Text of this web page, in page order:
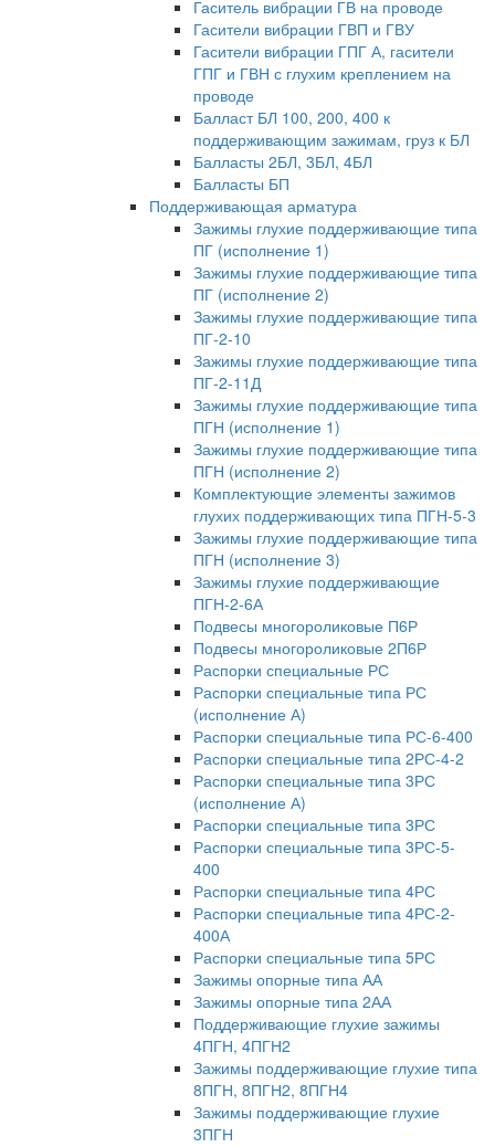
Гаситель вибрации ГВ на проводе
Гасители вибрации ГВП и ГВУ
Гасители вибрации ГПГ А, гасители
ГПГ и ГВН с глухим креплением на
проводе
Балласт БЛ 100, 200, 400 к
поддерживающим зажимам, груз к БЛ
Балласты 2БЛ, 3БЛ, 4БЛ
Балласты БП
Поддерживающая арматура
Зажимы глухие поддерживающие типа
ПГ (исполнение 1)
Зажимы глухие поддерживающие типа
ПГ (исполнение 2)
Зажимы глухие поддерживающие типа
ПГ-2-10
Зажимы глухие поддерживающие типа
ПГ-2-11Д
Зажимы глухие поддерживающие типа
ПГН (исполнение 1)
Зажимы глухие поддерживающие типа
ПГН (исполнение 2)
Комплектующие элементы зажимов
глухих поддерживающих типа ПГН-5-3
Зажимы глухие поддерживающие типа
ПГН (исполнение 3)
Зажимы глухие поддерживающие
ПГН-2-6А
Подвесы многороликовые П6Р
Подвесы многороликовые 2П6Р
Распорки специальные РС
Распорки специальные типа РС
(исполнение А)
Распорки специальные типа РС-6-400
Распорки специальные типа 2РС-4-2
Распорки специальные типа 3РС
(исполнение А)
Распорки специальные типа 3РС
Распорки специальные типа 3РС-5-
400
Распорки специальные типа 4РС
Распорки специальные типа 4РС-2-
400А
Распорки специальные типа 5РС
Зажимы опорные типа АА
Зажимы опорные типа 2АА
Поддерживающие глухие зажимы
4ПГН, 4ПГН2
Зажимы поддерживающие глухие типа
8ПГН, 8ПГН2, 8ПГН4
Зажимы поддерживающие глухие
3ПГН